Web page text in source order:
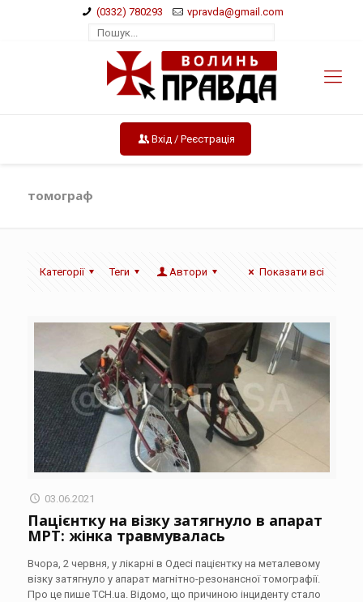
(0332) 780293 vpravda@gmail.com
Вхід / Реєстрація
томограф
Категорії Теги Автори Показати всі
03.06.2021
Пацієнтку на візку затягнуло в апарат
МРТ: жінка травмувалась
Вчора, 2 червня, у лікарні в Одесі пацієнтку на металевому
візку затягнуло у апарат магнітно-резонансної томографії.
Про це пише ТСН.ua. Відомо, що причиною інциденту стало